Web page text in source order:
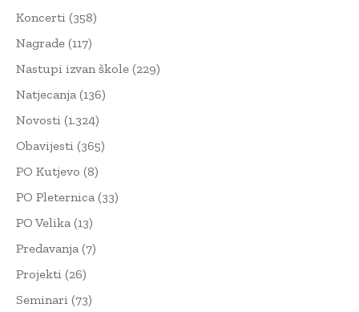
Koncerti (358)
Nagrade (117)
Nastupi izvan škole (229)
Natjecanja (136)
Novosti (1.324)
Obavijesti (365)
PO Kutjevo (8)
PO Pleternica (33)
PO Velika (13)
Predavanja (7)
Projekti (26)
Seminari (73)